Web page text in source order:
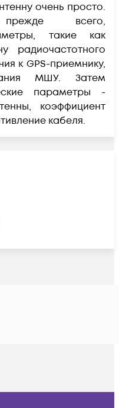
очень просто.
всего,
такие как
радиочастотного
к GPS-приемнику,
МШУ. Затем
параметры -
коэффициент
кабеля.